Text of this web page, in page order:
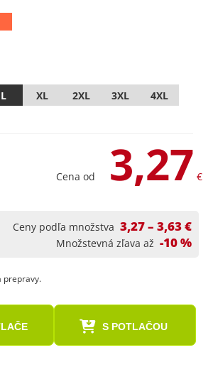
L XL 2XL 3XL
4XL
Cena od 3,27 €
Ceny podľa množstva 3,27 – 3,63 €
Množstevná zľava až -10 %
prepravy.
S POTLAČOU